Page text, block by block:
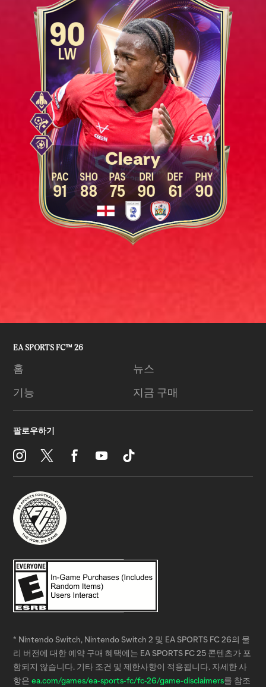
* Nintendo Switch, Nintendo Switch 2 및 EA SPORTS FC 26의 물
리 버전에 대한 예약 구매 혜택에는 EA SPORTS FC 25 콘텐츠가 포
함되지 않습니다. 기타 조건 및 제한사항이 적용됩니다. 자세한 사
항은 ea.com/games/ea-sports-fc/fc-26/game-disclaimers를 참조